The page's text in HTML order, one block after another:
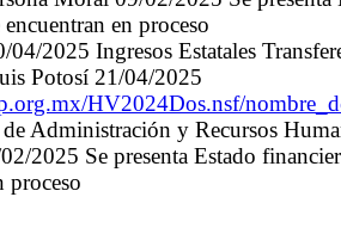
en proceso
2025 Ingresos Estatales
Potosí 21/04/2025
HV2024Dos.nsf/
Administración y Recursos
2025 Se presenta Estado
proceso